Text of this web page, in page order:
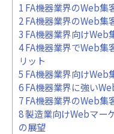
1 FA機器業界のWeb集
2FA機器業界のWeb集
3 FA機器業界向けWeb
4FA機器業界でWeb集
リット
5 FA機器業界向けWeb
6FA機器業界に強い
7FA機器業界のWeb集
8製造業向けWebマー
の展望